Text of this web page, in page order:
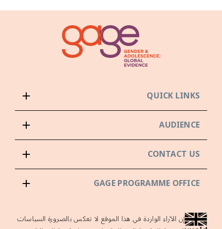
QUICK LINKS
AUDIENCE
CONTACT US
GAGE PROGRAMME OFFICE
إن الآراء الواردة في هذا الموقع لا تعكس بالضرورة السياسات